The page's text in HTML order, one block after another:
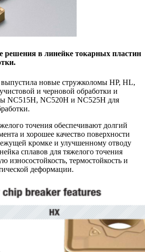
решения в линейке токарных пластин
новые стружколомы HP, HL,
и черновой обработки и
NC515H, NC520H и NC525H для
точения обеспечивают долгий
и хорошее качество поверхности
кромке и улучшенному отводу
сплавов для тяжелого точения
износостойкость, термостойкость и
деформации.